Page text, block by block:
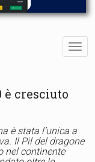
è cresciuto
è stata l’unica a
Il Pil del dragone
nel continente